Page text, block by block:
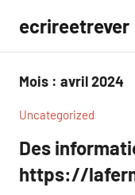
contenu
ecrireetrever
Mois : avril 2024
Uncategorized
Des
https://